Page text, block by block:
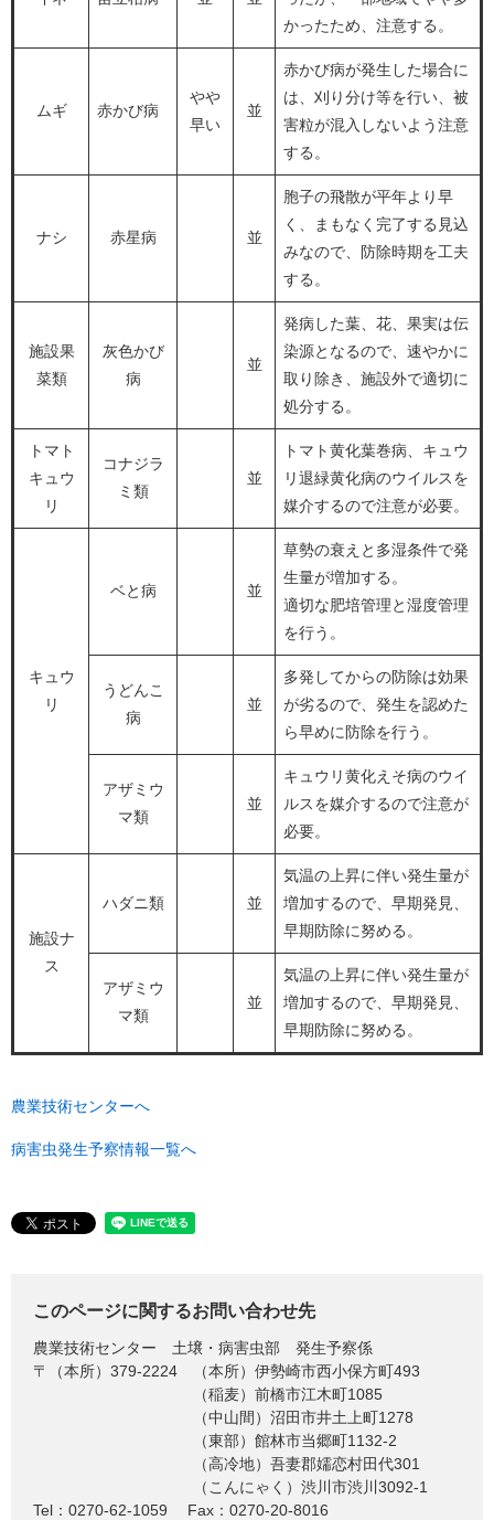
かったため、注意する。
ムギ 赤かび病
やや
早い
並
赤かび病が発生した場合に
は、刈り分け等を行い、被
害粒が混入しないよう注意
する。
ナシ 赤星病 並
胞子の飛散が平年より早
く、まもなく完了する見込
みなので、防除時期を工夫
する。
施設果
菜類
灰色かび
病
並
発病した葉、花、果実は伝
染源となるので、速やかに
取り除き、施設外で適切に
処分する。
トマト
キュウ
リ
コナジラ
ミ類
並
トマト黄化葉巻病、キュウ
リ退緑黄化病のウイルスを
媒介するので注意が必要。
キュウ
リ
ベと病 並
草勢の衰えと多湿条件で発
生量が増加する。
適切な肥培管理と湿度管理
を行う。
うどんこ
病
並
多発してからの防除は効果
が劣るので、発生を認めた
ら早めに防除を行う。
アザミウ
マ類
並
キュウリ黄化えそ病のウイ
ルスを媒介するので注意が
必要。
施設ナ
ス
ハダニ類 並
気温の上昇に伴い発生量が
増加するので、早期発見、
早期防除に努める。
アザミウ
マ類
並
気温の上昇に伴い発生量が
増加するので、早期発見、
早期防除に努める。
農業技術センターへ
病害虫発生予察情報一覧へ
このページに関するお問い合わせ先
農業技術センター
土壌・病害虫部 発生予察係
〒（本所）379-2224
（本所）伊勢崎市西小保方町493
（稲麦）前橋市江木町1085
（中山間）沼田市井土上町1278
（東部）館林市当郷町1132-2
（高冷地）吾妻郡嬬恋村田代301
（こんにゃく）渋川市渋川3092-1
Tel：0270-62-1059
Fax：0270-20-8016